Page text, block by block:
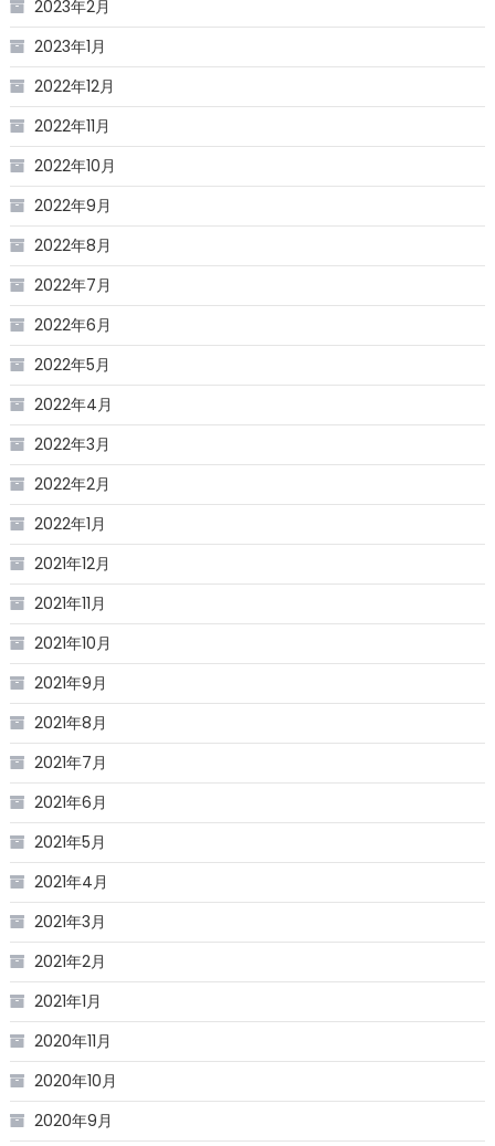
2023年2月
2023年1月
2022年12月
2022年11月
2022年10月
2022年9月
2022年8月
2022年7月
2022年6月
2022年5月
2022年4月
2022年3月
2022年2月
2022年1月
2021年12月
2021年11月
2021年10月
2021年9月
2021年8月
2021年7月
2021年6月
2021年5月
2021年4月
2021年3月
2021年2月
2021年1月
2020年11月
2020年10月
2020年9月